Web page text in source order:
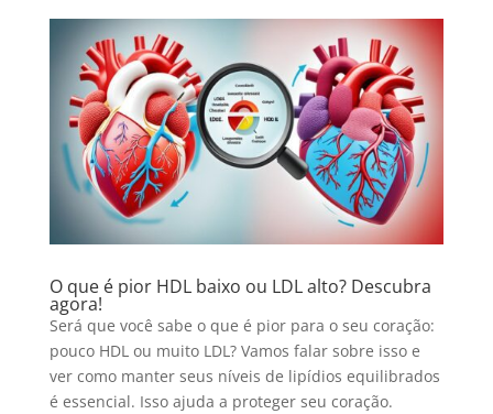
O que é pior HDL baixo ou LDL alto? Descubra
agora!
Será que você sabe o que é pior para o seu coração:
pouco HDL ou muito LDL? Vamos falar sobre isso e
ver como manter seus níveis de lipídios equilibrados
é essencial. Isso ajuda a proteger seu coração.